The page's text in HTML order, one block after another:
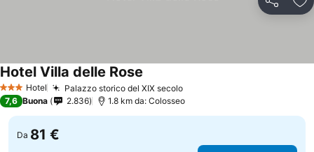
Condividi
3 StelleHotel Palazzo storico del XIX secolo
Hotel Villa delle Rose
7,6 Buona 2.836 1.8 km da: Colosseo
Da 81 €